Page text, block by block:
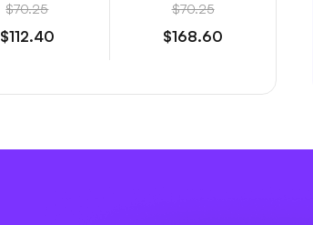
$70.25
$112.40
$70.25
$168.60